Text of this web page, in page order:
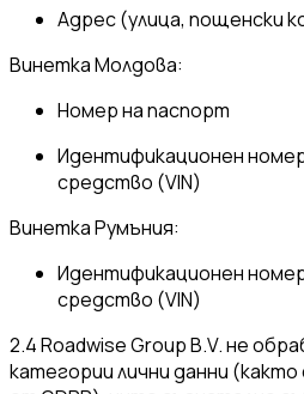
Адрес (улица, пощенски
Винетка Молдова:
Номер на паспорт
Идентификационен
средство (VIN)
Винетка Румъния:
Идентификационен
средство (VIN)
2.4 Roadwise Group B.V. не
категории лични данни (както